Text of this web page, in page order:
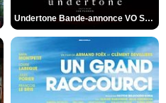
Undertone Bande-annonce VO STFR